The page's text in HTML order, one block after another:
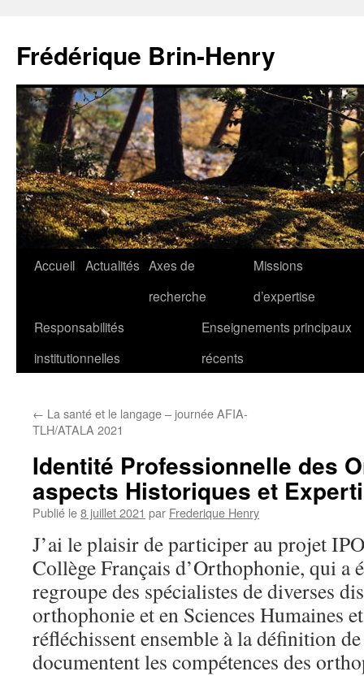
contenu
Frédérique Brin-Henry
Accueil Actualités Axes de
recherche
Missions
d’expertise
Responsabilités
institutionnelles
Enseignements principaux
récents
← La santé et le langage – journée AFIA-
TLH/ATALA 2021
Identité Professionnelle des
aspects Historiques et
Publié le8 juillet 2021 par Frederique Henry
J’ai le plaisir de participer au projet
Collège Français d’Orthophonie, qui a
regroupe des spécialistes de diverses
orthophonie et en Sciences Humaines
réfléchissent ensemble à la définition
documentent les compétences des